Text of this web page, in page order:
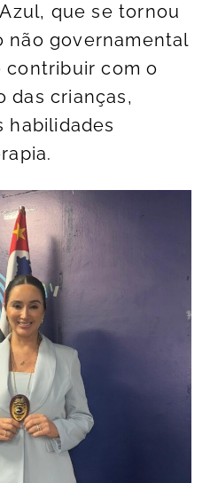
que se tornou
não governamental
contribuir com o
das crianças,
habilidades